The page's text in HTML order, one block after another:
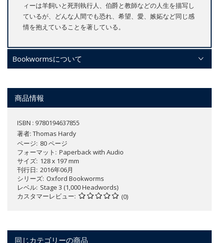
ィーは羊飼いと死刑執行人、伯爵と教師などの人生を描写し
ているが、どんな人間でも恐れ、希望、愛、嫉妬など同じ感
情を抱えていることを著している。
Bookwormsについて
商品情報
ISBN : 9780194637855
著者: Thomas Hardy
ページ 80 ページ
フォーマット
Paperback with Audio
サイズ 128 x 197 mm
刊行日 2016年06月
シリーズ Oxford Bookworms
レベル Stage 3 (1,000 Headwords)
カスタマーレビュー
(0)
同じカテゴリーの商品